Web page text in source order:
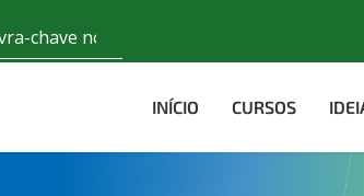
INÍCIO CURSOS